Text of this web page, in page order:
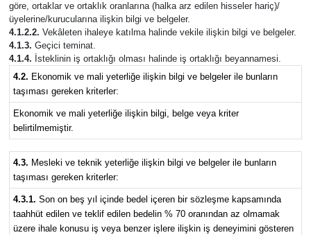
göre, ortaklar ve ortaklık oranlarına (halka arz edilen hisseler hariç)/
üyelerine/kurucularına ilişkin bilgi ve belgeler.
4.1.2.2. Vekâleten ihaleye katılma halinde vekile ilişkin bilgi ve belgeler.
4.1.3. Geçici teminat.
4.1.4. İsteklinin iş ortaklığı olması halinde iş ortaklığı beyannamesi.
4.2. Ekonomik ve mali yeterliğe ilişkin bilgi ve belgeler ile bunların
taşıması gereken kriterler:
Ekonomik ve mali yeterliğe ilişkin bilgi, belge veya kriter
belirtilmemiştir.
4.3. Mesleki ve teknik yeterliğe ilişkin bilgi ve belgeler ile bunların
taşıması gereken kriterler:
4.3.1. Son on beş yıl içinde bedel içeren bir sözleşme kapsamında
taahhüt edilen ve teklif edilen bedelin % 70 oranından az olmamak
üzere ihale konusu iş veya benzer işlere ilişkin iş deneyimini gösteren